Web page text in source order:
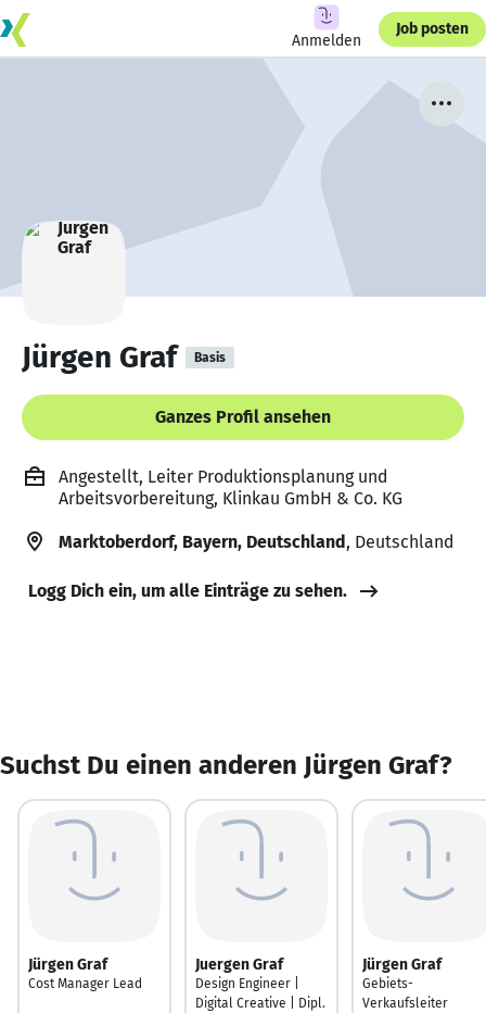
Anmelden
Job posten
Jürgen Graf Basis
Ganzes Profil ansehen
Angestellt, Leiter Produktionsplanung und
Arbeitsvorbereitung, Klinkau GmbH & Co. KG
Marktoberdorf, Bayern, Deutschland, Deutschland
Logg Dich ein, um alle Einträge zu sehen.
Suchst Du einen anderen Jürgen Graf?
Jürgen Graf
Cost Manager Lead
Juergen Graf
Design Engineer |
Digital Creative | Dipl.
Jürgen Graf
Gebiets-
Verkaufsleiter